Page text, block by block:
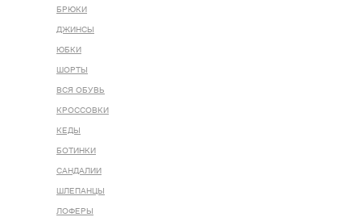
БРЮКИ
ДЖИНСЫ
ЮБКИ
ШОРТЫ
ВСЯ ОБУВЬ
КРОССОВКИ
КЕДЫ
БОТИНКИ
САНДАЛИИ
ШЛЕПАНЦЫ
ЛОФЕРЫ